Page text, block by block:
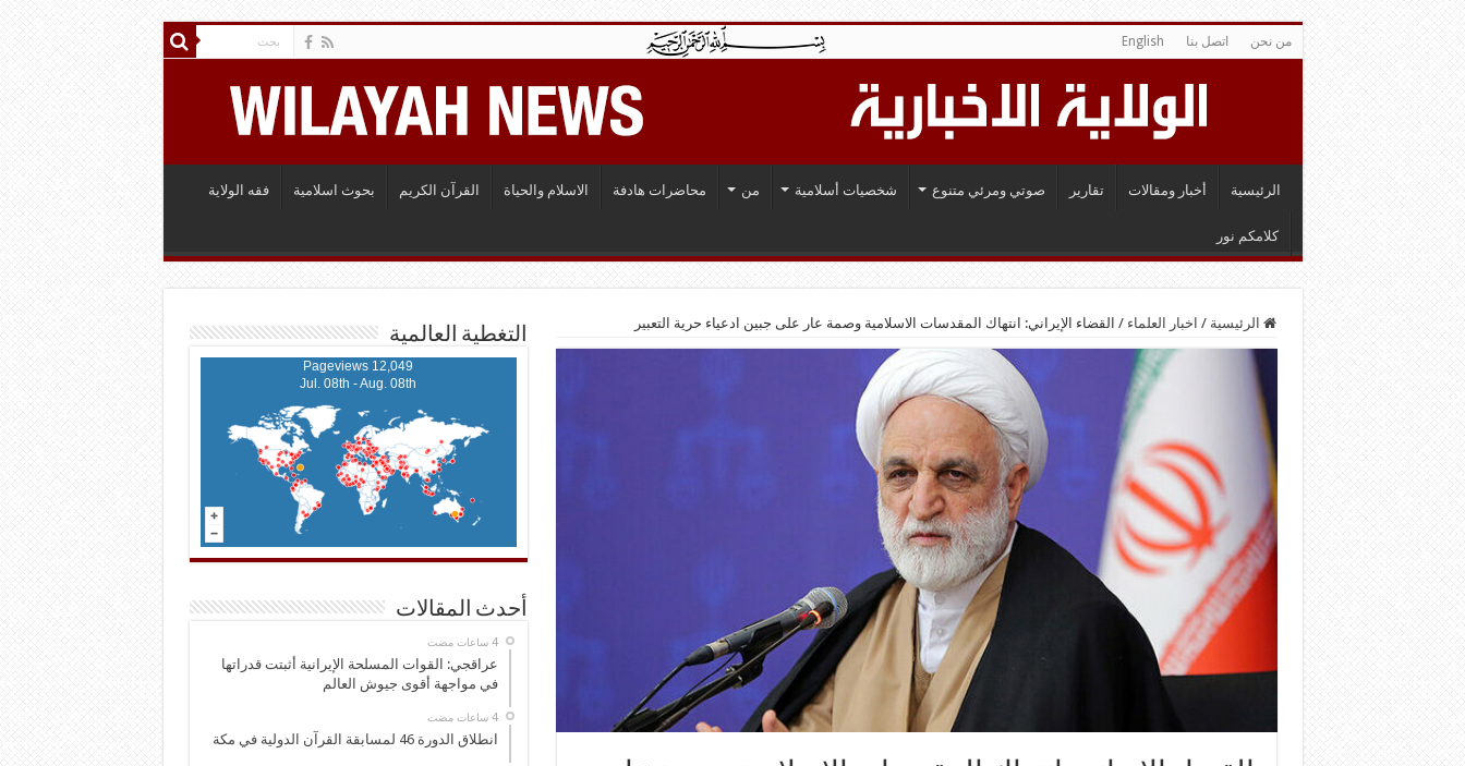
من نحن اتصل بنا English
الرئيسية أخبار ومقالات تقارير صوتي ومرئي متنوع شخصيات أسلامية من محاضرات هادفة الاسلام والحياة القرآن الكريم بحوث اسلامية فقه الولاية
كلامكم نور
الرئيسية / اخبار العلماء / القضاء الإيراني: انتهاك المقدسات الاسلامية وصمة عار على جبين ادعياء حرية التعبير
التغطية العالمية
12,049 Pageviews
Jul. 08th - Aug. 08th
أحدث المقالات
‏4 ساعات مضت
عراقجي: القوات المسلحة الإيرانية أثبتت قدراتها
في مواجهة أقوى جيوش العالم
‏4 ساعات مضت
انطلاق الدورة 46 لمسابقة القرآن الدولية في مكة